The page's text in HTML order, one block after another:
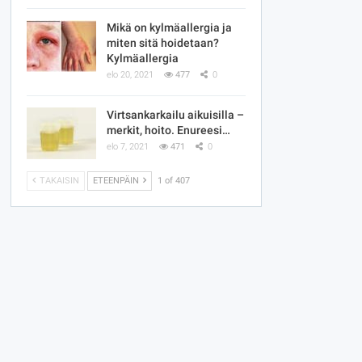
Mikä on kylmäallergia ja
miten sitä hoidetaan?
Kylmäallergia
elo 20, 2021 477 0
Virtsankarkailu aikuisilla –
merkit, hoito. Enureesi…
elo 7, 2021 471 0
TAKAISIN ETEENPÄIN 1 of 407